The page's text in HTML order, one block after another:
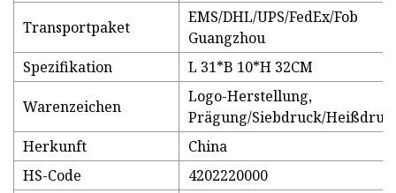
Transportpaket
EMS/DHL/UPS/FedEx/Fob
Guangzhou
Spezifikation
L 31*B 10*H 32CM
Warenzeichen
Logo-Herstellung,
Prägung/Siebdruck/
Herkunft
China
HS-Code
4202220000